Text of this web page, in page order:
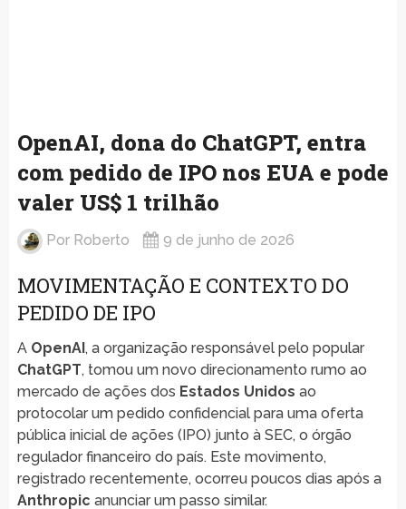
OpenAI, dona do ChatGPT, entra
com pedido de IPO nos EUA e pode
valer US$ 1 trilhão
Por Roberto 9 de junho de 2026
MOVIMENTAÇÃO E CONTEXTO DO
PEDIDO DE IPO
A OpenAI, a organização responsável pelo popular
ChatGPT, tomou um novo direcionamento rumo ao
mercado de ações dos Estados Unidos ao
protocolar um pedido confidencial para uma oferta
pública inicial de ações (IPO) junto à SEC, o órgão
regulador financeiro do país. Este movimento,
registrado recentemente, ocorreu poucos dias após a
Anthropic anunciar um passo similar.